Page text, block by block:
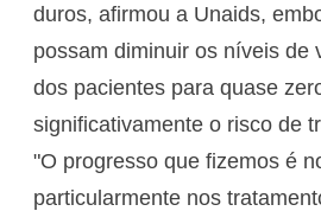
duros, afirmou a Unaids,
possam diminuir os níveis de
dos pacientes para quase
significativamente o risco de
"O progresso que fizemos é
particularmente nos